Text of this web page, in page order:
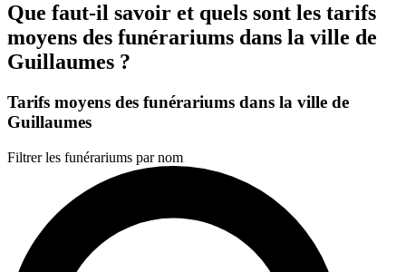
Que faut-il savoir et quels sont les tarifs
moyens des funérariums dans la ville de
Guillaumes ?
Tarifs moyens des funérariums dans la ville de
Guillaumes
Filtrer les funérariums par nom